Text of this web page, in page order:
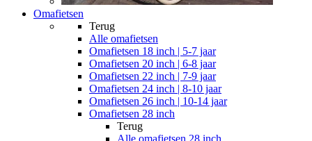
Omafietsen
Terug
Alle omafietsen
Omafietsen 18 inch | 5-7 jaar
Omafietsen 20 inch | 6-8 jaar
Omafietsen 22 inch | 7-9 jaar
Omafietsen 24 inch | 8-10 jaar
Omafietsen 26 inch | 10-14 jaar
Omafietsen 28 inch
Terug
Alle omafietsen 28 inch